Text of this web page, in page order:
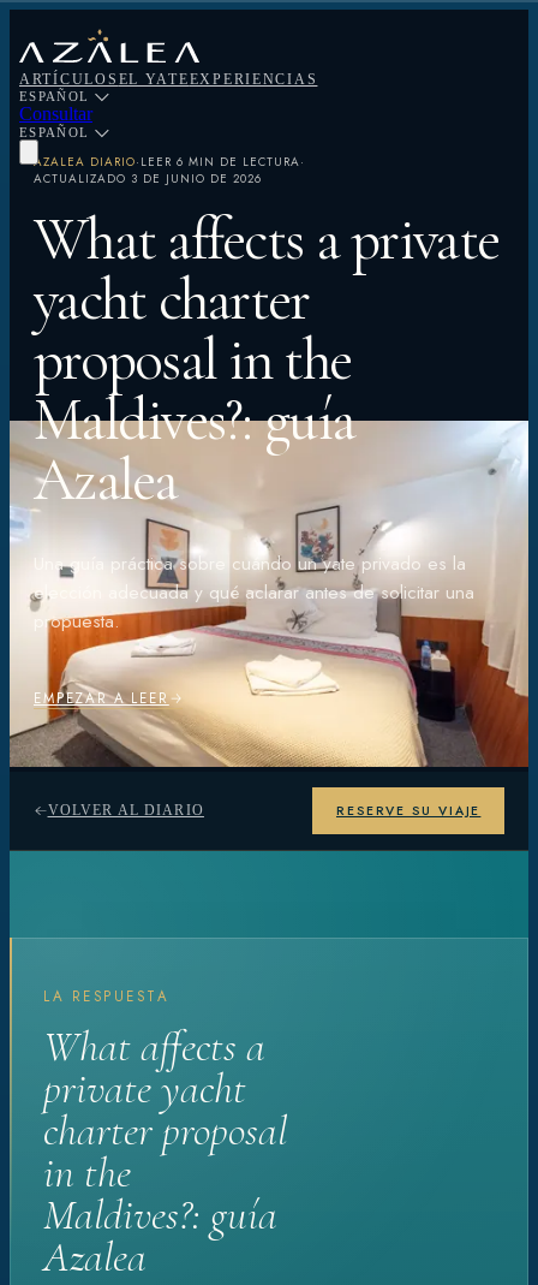
ARTÍCULOS EL YATE EXPERIENCIAS
ESPAÑOL
Consultar
ESPAÑOL
AZALEA DIARIO· LEER 6 MIN DE LECTURA·
ACTUALIZADO 3 DE JUNIO DE 2026
What affects a private
yacht charter
proposal in the
Maldives?: guía
Azalea
Una guía práctica sobre cuándo un yate privado es la
elección adecuada y qué aclarar antes de solicitar una
propuesta.
EMPEZAR A LEER
VOLVER AL DIARIO RESERVE SU VIAJE
LA RESPUESTA
What affects a
private yacht
charter proposal
in the
Maldives?: guía
Azalea